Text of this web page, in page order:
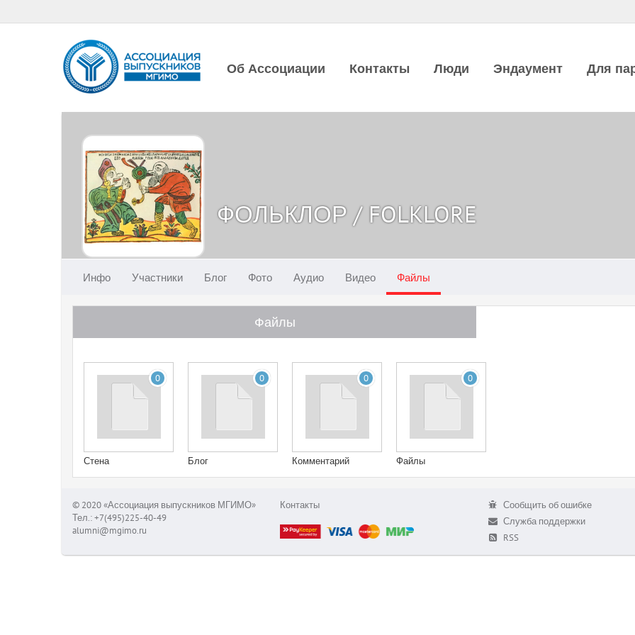
Об Ассоциации Контакты Люди Эндаумент Для
ФОЛЬКЛОР / FOLKLORE
Инфо Участники Блог Фото Аудио Видео Файлы
Файлы
0
Стена
0
Блог
0
Комментарий
0
Файлы
© 2020 «Ассоциация выпускников МГИМО»
Тел.: +7(495)225-40-49
alumni@mgimo.ru
Контакты
Сообщить об ошибке
Служба поддержки
RSS